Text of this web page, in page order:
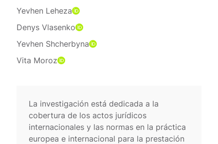
Yevhen Leheza
Denys Vlasenko
Yevhen Shcherbyna
Vita Moroz
La investigación está dedicada a la
cobertura de los actos jurídicos
internacionales y las normas en la práctica
europea e internacional para la prestación